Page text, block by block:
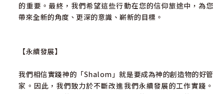
的重要。最終，我們希望這些行動在您的信仰旅途中，為您
帶來全新的角度、更深的意識、嶄新的目標。
【永續發展】
我們相信實踐神的「Shalom」就是要成為神的創造物的好管
家。因此，我們致力於不斷改進我們永續發展的工作實踐。